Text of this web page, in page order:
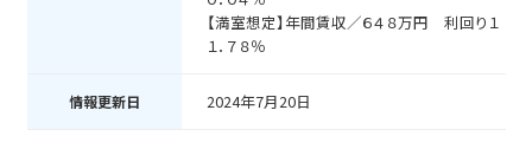
【満室想定】年間賃収／６４８万円 利回り１
１．７８％
情報更新日 2024年7月20日